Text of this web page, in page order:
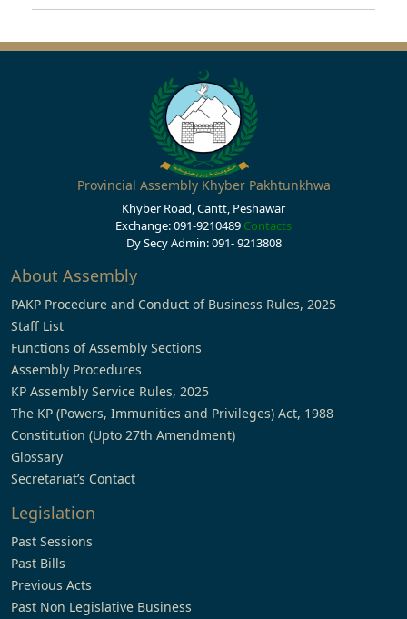
Provincial Assembly Khyber Pakhtunkhwa
Khyber Road, Cantt, Peshawar
Exchange: 091-9210489 Contacts
Dy Secy Admin: 091- 9213808
About Assembly
PAKP Procedure and Conduct of Business Rules, 2025
Staff List
Functions of Assembly Sections
Assembly Procedures
KP Assembly Service Rules, 2025
The KP (Powers, Immunities and Privileges) Act, 1988
Constitution (Upto 27th Amendment)
Glossary
Secretariat’s Contact
Legislation
Past Sessions
Past Bills
Previous Acts
Past Non Legislative Business